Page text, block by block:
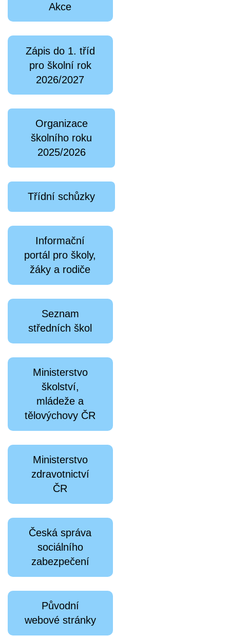
Akce
Zápis do 1. tříd
pro školní rok
2026/2027
Organizace
školního roku
2025/2026
Třídní schůzky
Informační
portál pro školy,
žáky a rodiče
Seznam
středních škol
Ministerstvo
školství,
mládeže a
tělovýchovy ČR
Ministerstvo
zdravotnictví
ČR
Česká správa
sociálního
zabezpečení
Původní
webové stránky